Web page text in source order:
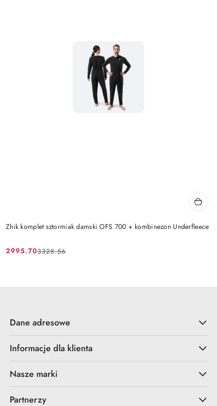
Zhik komplet sztormiak damski OFS 700 + kombinezon Underfleece
Cena
2995.70
Cena
3328.56
Dane adresowe
Informacje dla klienta
Nasze marki
Partnerzy